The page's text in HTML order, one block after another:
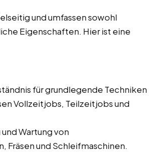
und umfassen sowohl
Eigenschaften. Hier ist eine
für grundlegende Techniken
Vollzeitjobs, Teilzeitjobs und
Wartung von
Fräsen und Schleifmaschinen.